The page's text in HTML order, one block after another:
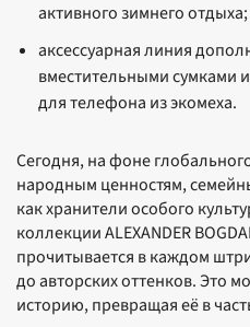
активного зимнего отдыха;
аксессуарная линия
вместительными сумками
для телефона из экомеха.
Сегодня, на фоне
народным ценностям,
как хранители особого
коллекции ALEXANDER
прочитывается в каждом
до авторских оттенков. Это
историю, превращая её в